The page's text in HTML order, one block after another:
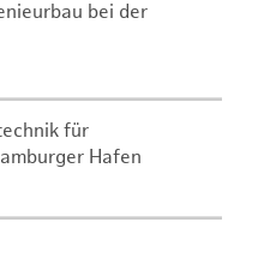
bei der
für
Hafen